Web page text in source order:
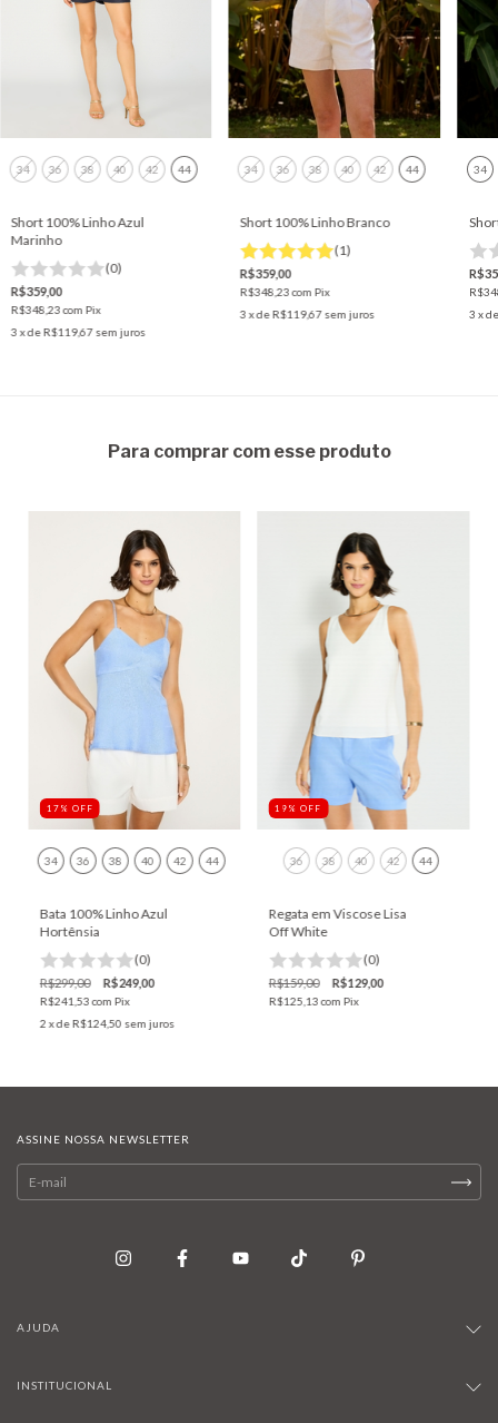
34 36 38 40 42 44
Short 100% Linho Azul
Marinho
(0)
R$359,00
R$348,23com Pix
3 x deR$119,67sem juros
34 36 38 40 42 44
Short 100% Linho Branco
(1)
R$359,00
R$348,23com Pix
3 x deR$119,67sem juros
34
3 x
Para comprar com esse produto
17 % OFF
34 36 38 40 42 44
Bata 100% Linho Azul
Hortênsia
(0)
R$299,00 R$249,00
R$241,53com Pix
2 x deR$124,50 sem juros
19 %OFF
36 38 40 42 44
Regata em Viscose Lisa
Off White
(0)
R$159,00 R$129,00
R$125,13com Pix
ASSINE NOSSA NEWSLETTER
AJUDA
INSTITUCIONAL